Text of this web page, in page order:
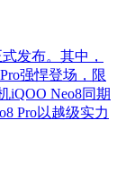
发布。其中，
强悍登场，限
iQOO Neo8同期
Pro以越级实力